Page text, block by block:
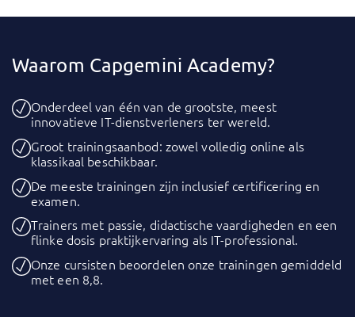
Waarom Capgemini Academy?
Onderdeel van één van de grootste, meest
innovatieve IT-dienstverleners ter wereld.
Groot trainingsaanbod: zowel volledig online als
klassikaal beschikbaar.
De meeste trainingen zijn inclusief certificering en
examen.
Trainers met passie, didactische vaardigheden en een
flinke dosis praktijkervaring als IT-professional.
Onze cursisten beoordelen onze trainingen gemiddeld
met een 8,8.